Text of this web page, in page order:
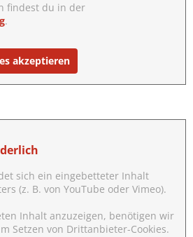
findest du in der
.
akzeptieren
sich ein eingebetteter Inhalt
(z. B. von YouTube oder Vimeo).
Inhalt anzuzeigen, benötigen wir
Setzen von Drittanbieter-Cookies.